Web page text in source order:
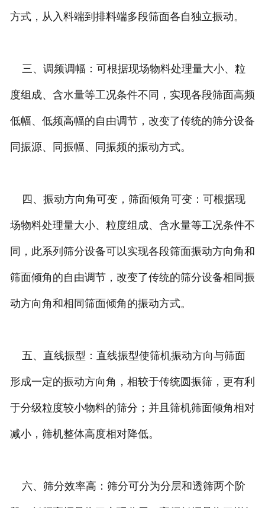
方式，从入料端到排料端多段筛面各自独立振动。
三、调频调幅：可根据现场物料处理量大小、粒
度组成、含水量等工况条件不同，实现各段筛面高频
低幅、低频高幅的自由调节，改变了传统的筛分设备
同振源、同振幅、同振频的振动方式。
四、振动方向角可变，筛面倾角可变：可根据现
场物料处理量大小、粒度组成、含水量等工况条件不
同，此系列筛分设备可以实现各段筛面振动方向角和
筛面倾角的自由调节，改变了传统的筛分设备相同振
动方向角和相同筛面倾角的振动方式。
五、直线振型：直线振型使筛机振动方向与筛面
形成一定的振动方向角，相较于传统圆振筛，更有利
于分级粒度较小物料的筛分；并且筛机筛面倾角相对
减小，筛机整体高度相对降低。
六、筛分效率高：筛分可分为分层和透筛两个阶